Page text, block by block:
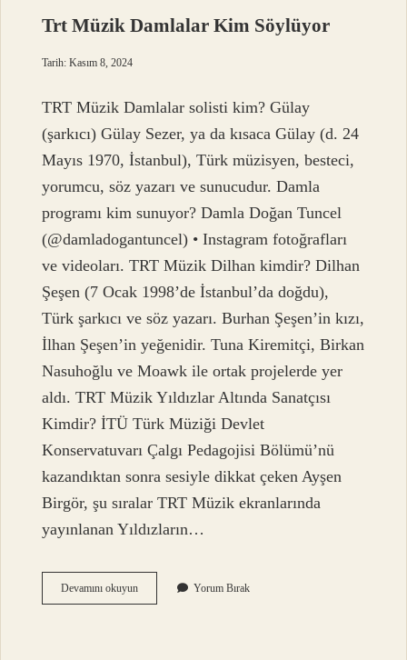
Trt Müzik Damlalar Kim Söylüyor
Tarih: Kasım 8, 2024
TRT Müzik Damlalar solisti kim? Gülay
(şarkıcı) Gülay Sezer, ya da kısaca Gülay (d. 24
Mayıs 1970, İstanbul), Türk müzisyen, besteci,
yorumcu, söz yazarı ve sunucudur. Damla
programı kim sunuyor? Damla Doğan Tuncel
(@damladogantuncel) • Instagram fotoğrafları
ve videoları. TRT Müzik Dilhan kimdir? Dilhan
Şeşen (7 Ocak 1998’de İstanbul’da doğdu),
Türk şarkıcı ve söz yazarı. Burhan Şeşen’in kızı,
İlhan Şeşen’in yeğenidir. Tuna Kiremitçi, Birkan
Nasuhoğlu ve Moawk ile ortak projelerde yer
aldı. TRT Müzik Yıldızlar Altında Sanatçısı
Kimdir? İTÜ Türk Müziği Devlet
Konservatuvarı Çalgı Pedagojisi Bölümü’nü
kazandıktan sonra sesiyle dikkat çeken Ayşen
Birgör, şu sıralar TRT Müzik ekranlarında
yayınlanan Yıldızların…
Devamını okuyunTrt
Müzik
Yorum Bırak